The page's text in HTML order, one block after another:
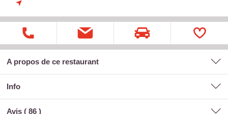
A propos de ce restaurant
Info
Avis ( 86 )